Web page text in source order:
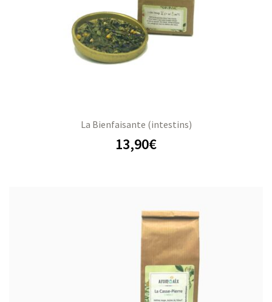
La Bienfaisante (intestins)
13,90€